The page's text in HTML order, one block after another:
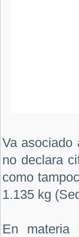
Va asociado
no declara
como
1.135 kg
En materia